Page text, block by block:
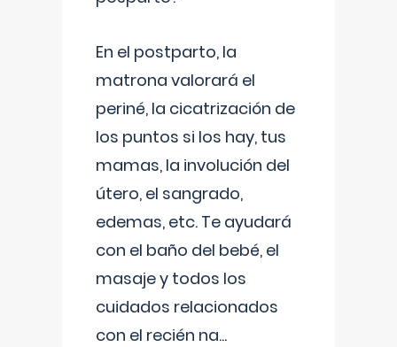
En el postparto, la
matrona valorará el
periné, la cicatrización de
los puntos si los hay, tus
mamas, la involución del
útero, el sangrado,
edemas, etc. Te ayudará
con el baño del bebé, el
masaje y todos los
cuidados relacionados
con el recién na...